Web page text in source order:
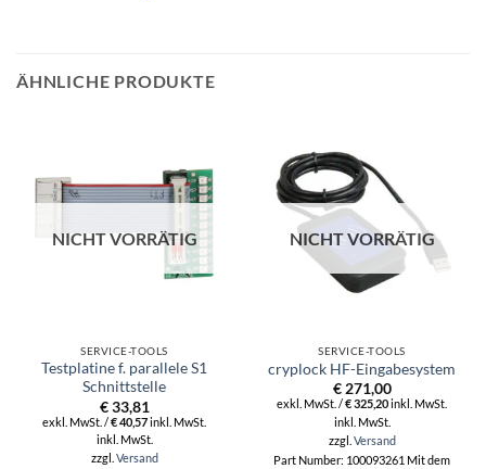
ÄHNLICHE PRODUKTE
NICHT VORRÄTIG
SERVICE-TOOLS
Testplatine f. parallele S1
Schnittstelle
€33,81
exkl. MwSt. /€40,57inkl. MwSt.
inkl. MwSt.
zzgl. Versand
NICHT VORRÄTIG
SERVICE-TOOLS
cryplock HF-Eingabesystem
€271,00
exkl. MwSt. /€325,20inkl. MwSt.
inkl. MwSt.
zzgl. Versand
Part Number: 100093261 Mit dem